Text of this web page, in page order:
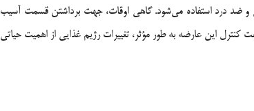
و ضد درد استفاده می‌شود. گاهی اوقات، جهت برداشتن قسمت آسیب
این عارضه به طور مؤثر، تغییرات رژیم غذایی از اهمیت حیاتی